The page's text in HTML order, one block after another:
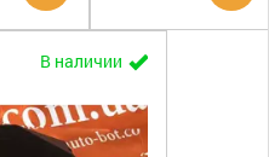
Уточнить
цену
В наличии